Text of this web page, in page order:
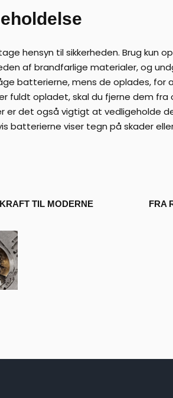
hensyn til sikkerheden. Brug kun
af brandfarlige materialer, og
batterierne, mens de oplades, for
fuldt opladet, skal du fjerne dem
det også vigtigt at vedligeholde
batterierne viser tegn på skader
TIL MODERNE
FRA